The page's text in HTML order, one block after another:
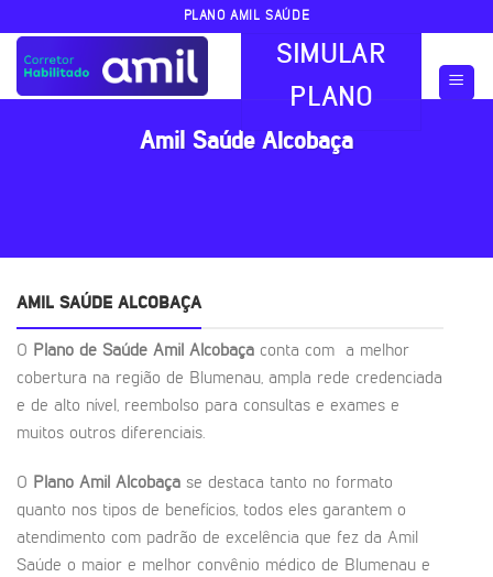
content
PLANO AMIL SAÚDE
SIMULAR
PLANO
Amil Saúde Alcobaça
AMIL SAÚDE ALCOBAÇA
O Plano de Saúde Amil Alcobaça conta com a melhor
cobertura na região de Blumenau, ampla rede credenciada
e de alto nível, reembolso para consultas e exames e
muitos outros diferenciais.
O Plano Amil Alcobaça se destaca tanto no formato
quanto nos tipos de benefícios, todos eles garantem o
atendimento com padrão de excelência que fez da Amil
Saúde o maior e melhor convênio médico de Blumenau e